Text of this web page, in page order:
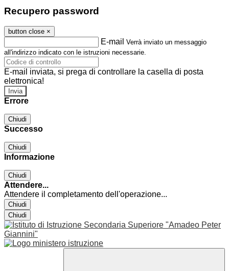
Recupero password
button close ×
E-mail Verrà inviato un messaggio
all'indirizzo indicato con le istruzioni necessarie.
E-mail inviata, si prega di controllare la casella di posta
elettronica!
Errore
Chiudi
Successo
Chiudi
Informazione
Chiudi
Attendere...
Attendere il completamento dell'operazione...
Chiudi
Chiudi